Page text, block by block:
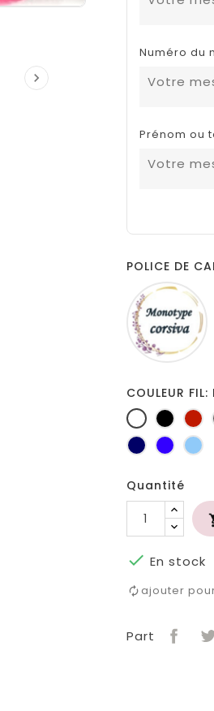

Numéro du
Prénom ou
POLICE DE
COULEUR
BlancNoir
MarineBleu
roi
Quantité
 En stock
ajouter
Part